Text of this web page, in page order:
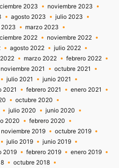
2023
noviembre 2023
agosto 2023
julio 2023
marzo 2023
2022
noviembre 2022
agosto 2022
julio 2022
marzo 2022
febrero 2022
noviembre 2021
octubre 2021
julio 2021
junio 2021
2021 febrero 2021
enero 2021
octubre 2020
julio 2020
junio 2020
2020
febrero 2020
noviembre 2019
octubre 2019
julio 2019
junio 2019
2019 febrero 2019
enero 2019
octubre 2018